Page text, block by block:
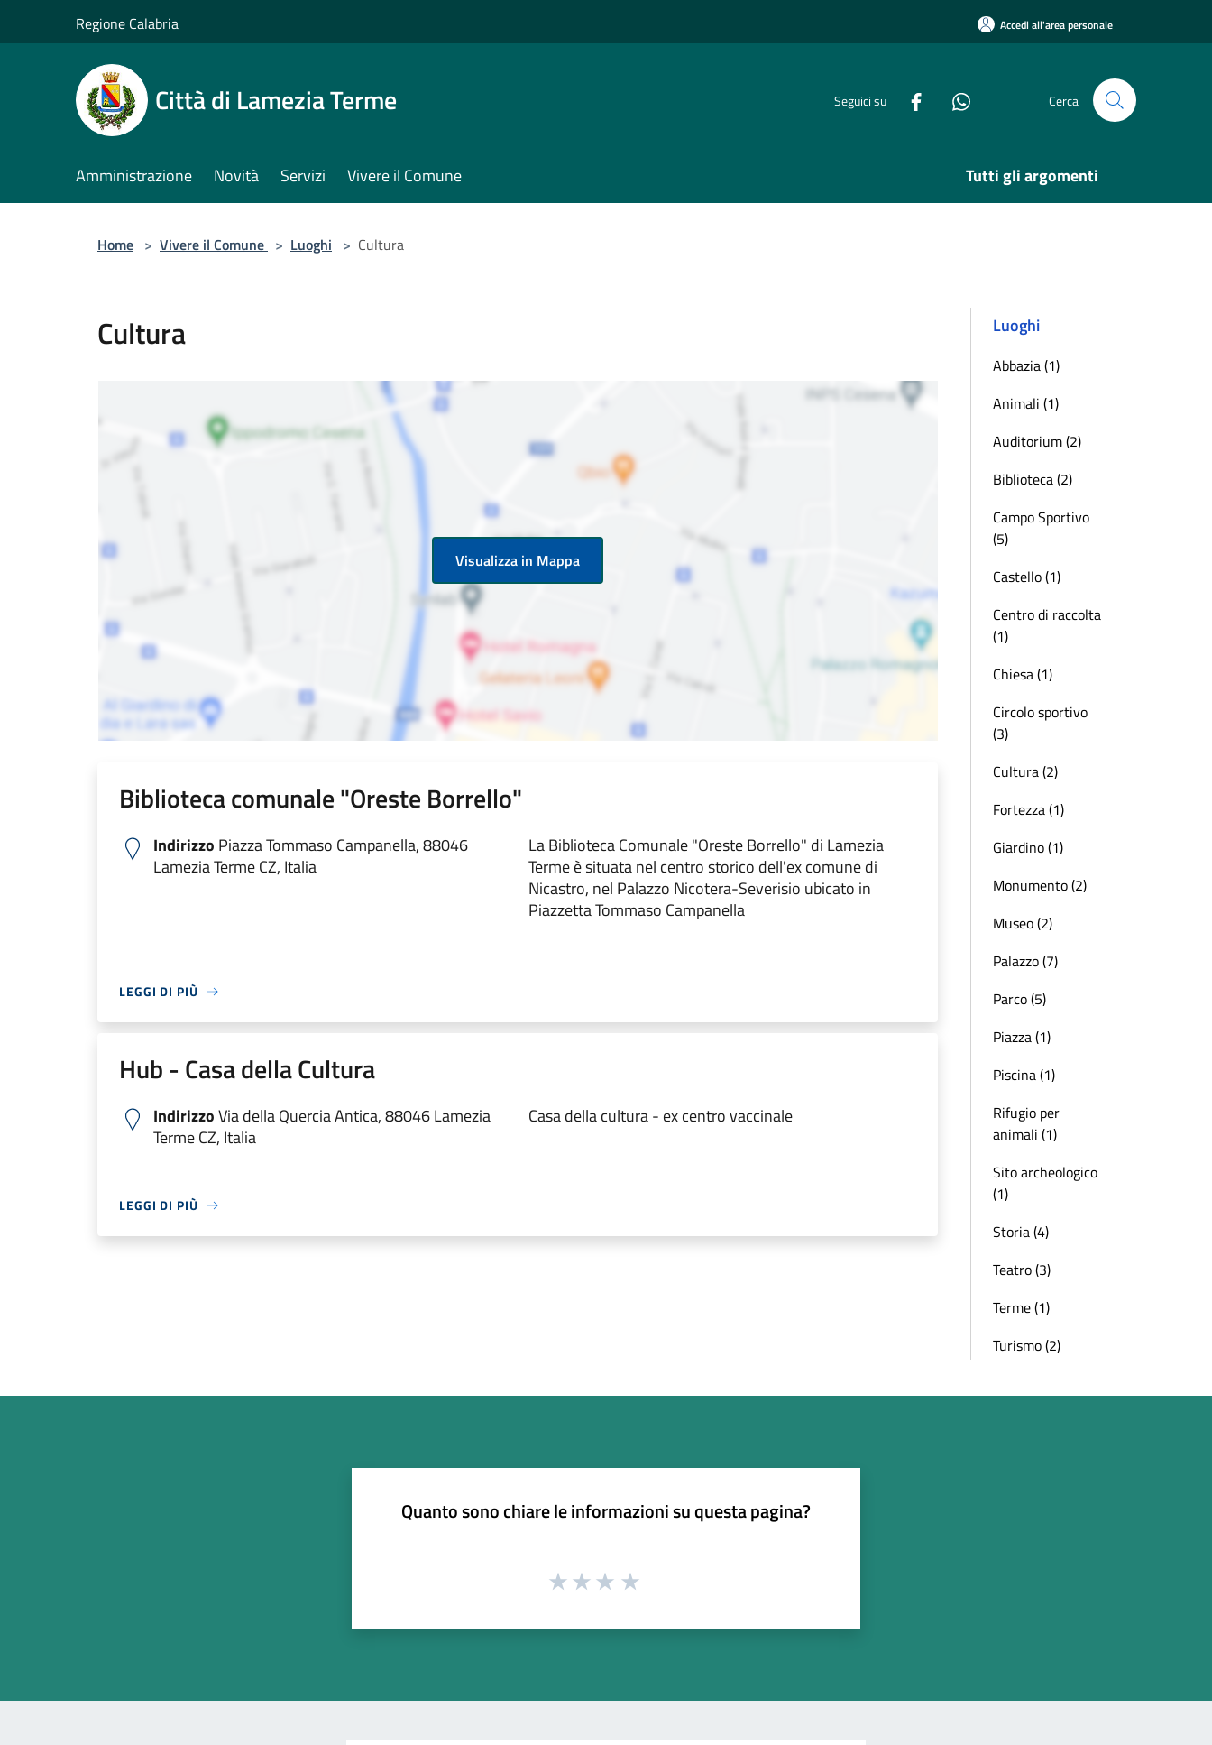
Regione Calabria Accedi all'area personale
Città di Lamezia Terme Seguici su Cerca
Amministrazione Novità Servizi Vivere il Comune Tutti gli argomenti
Home > Vivere il Comune > Luoghi > Cultura
Cultura
Visualizza in Mappa
Biblioteca comunale "Oreste Borrello"
Indirizzo Piazza Tommaso Campanella, 88046
Lamezia Terme CZ, Italia
La Biblioteca Comunale "Oreste Borrello" di Lamezia
Terme è situata nel centro storico dell'ex comune di
Nicastro, nel Palazzo Nicotera-Severisio ubicato in
Piazzetta Tommaso Campanella
LEGGI DI PIÙ
Hub - Casa della Cultura
IndirizzoVia della Quercia Antica, 88046 Lamezia
Terme CZ, Italia
Casa della cultura - ex centro vaccinale
LEGGI DI PIÙ
Luoghi
Abbazia (1)
Animali (1)
Auditorium (2)
Biblioteca (2)
Campo Sportivo
(5)
Castello (1)
Centro di raccolta
(1)
Chiesa (1)
Circolo sportivo
(3)
Cultura (2)
Fortezza (1)
Giardino (1)
Monumento (2)
Museo (2)
Palazzo (7)
Parco (5)
Piazza (1)
Piscina (1)
Rifugio per
animali (1)
Sito archeologico
(1)
Storia (4)
Teatro (3)
Terme (1)
Turismo (2)
Quanto sono chiare le informazioni su questa pagina?